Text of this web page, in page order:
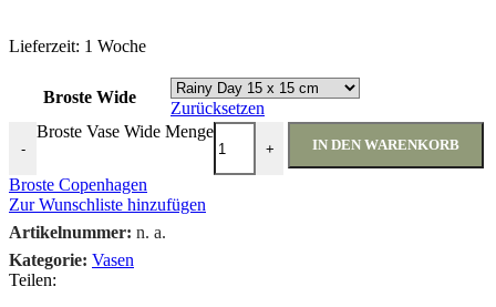
Lieferzeit: 1 Woche
Broste Wide
Zurücksetzen
-
Broste Vase Wide Menge
+ IN DEN WARENKORB
Broste Copenhagen
Zur Wunschliste hinzufügen
Artikelnummer: n. a.
Kategorie: Vasen
Teilen: